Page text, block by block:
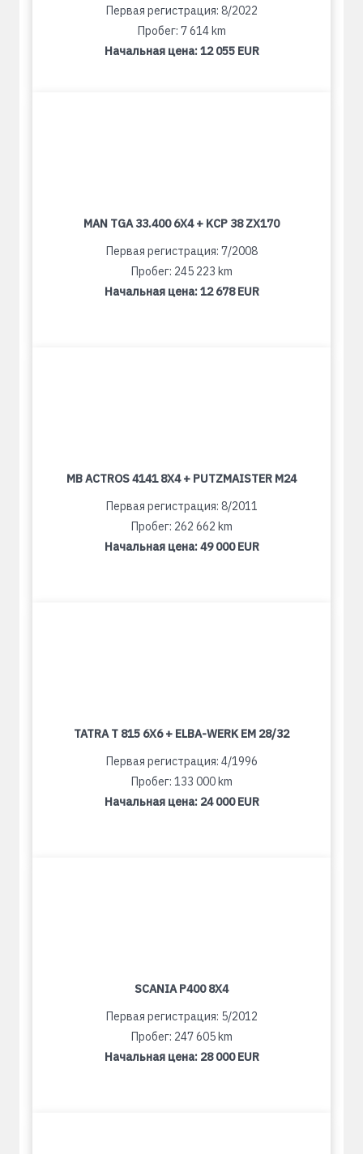
Первая регистрация: 8/2022
Пробег: 7 614 km
Начальная цена:12 055 EUR
MAN TGA 33.400 6X4 + KCP 38 ZX170
Первая регистрация: 7/2008
Пробег: 245 223 km
Начальная цена:12 678 EUR
MB ACTROS 4141 8X4 + PUTZMAISTER M24
Первая регистрация: 8/2011
Пробег: 262 662 km
Начальная цена:49 000 EUR
TATRA T 815 6X6 + ELBA-WERK EM 28/32
Первая регистрация: 4/1996
Пробег: 133 000 km
Начальная цена: 24 000 EUR
SCANIA P400 8X4
Первая регистрация: 5/2012
Пробег: 247 605 km
Начальная цена: 28 000 EUR